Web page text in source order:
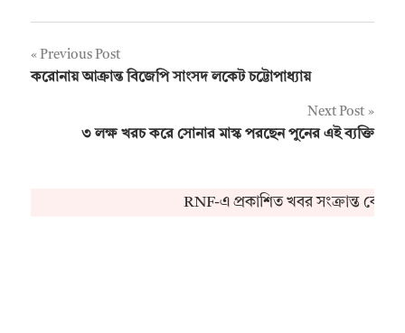
Post
Previous Post
করোনায় আক্রান্ত বিজেপি সাংসদ লকেট চট্টোপাধ্যায়
Next Post
৩ লক্ষ খরচ করে সোনার মাস্ক পরছেন পুনের এই ব্যক্তি
RNF-এ প্রকাশিত খবর সংক্রান্ত